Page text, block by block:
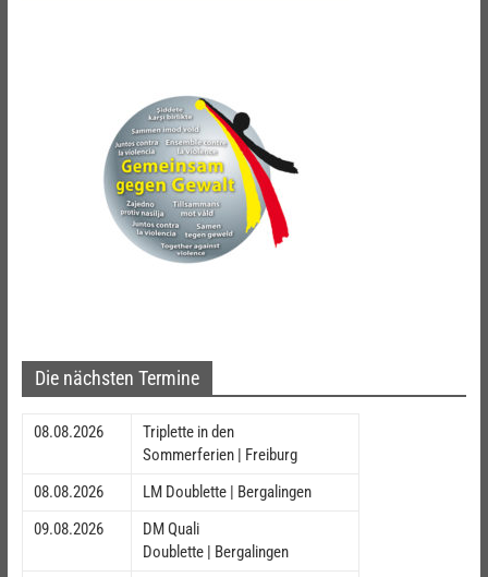
Die nächsten Termine
08.08.2026
Triplette in den
Sommerferien | Freiburg
08.08.2026
LM Doublette | Bergalingen
09.08.2026
DM Quali
Doublette | Bergalingen